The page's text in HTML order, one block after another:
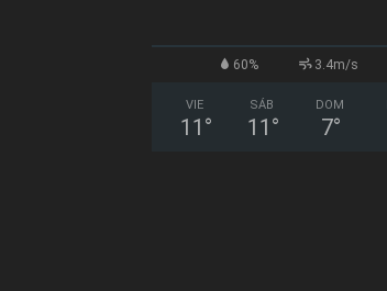
60% 3.4m/s
VIE
11 °
SÁB
11 °
DOM
7°